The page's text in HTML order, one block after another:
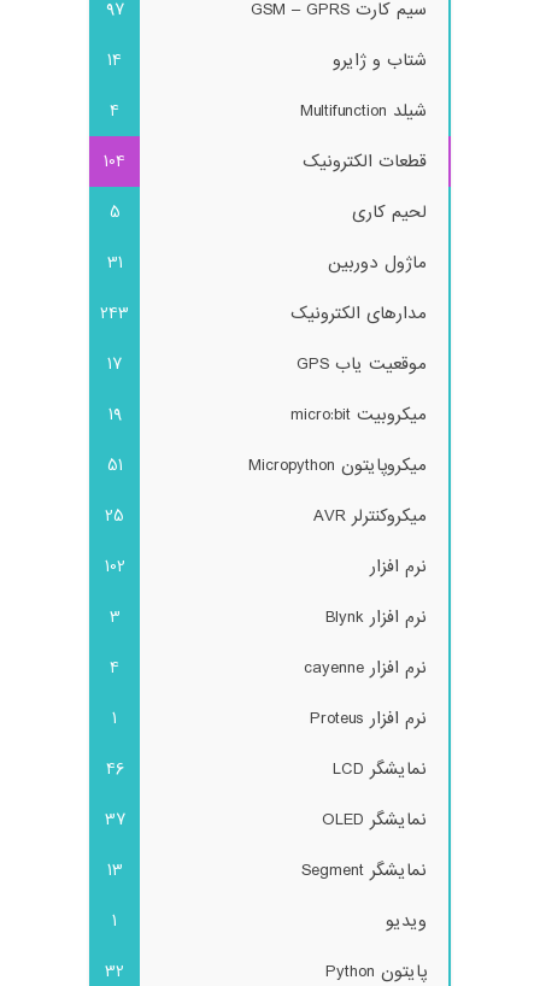
سیم کارت GSM – GPRS
97
شتاب و ژایرو
14
شیلد Multifunction
4
قطعات الکترونیک
104
لحیم کاری
5
ماژول دوربین
31
مدارهای الکترونیک
243
موقعیت یاب GPS
17
میکروبیت micro:bit
19
میکروپایتون Micropython
51
میکروکنترلر AVR
25
نرم افزار
102
نرم افزار Blynk
3
نرم افزار cayenne
4
نرم افزار Proteus
1
نمایشگر LCD
46
نمایشگر OLED
37
نمایشگر Segment
13
ویدیو
1
پایتون Python
32